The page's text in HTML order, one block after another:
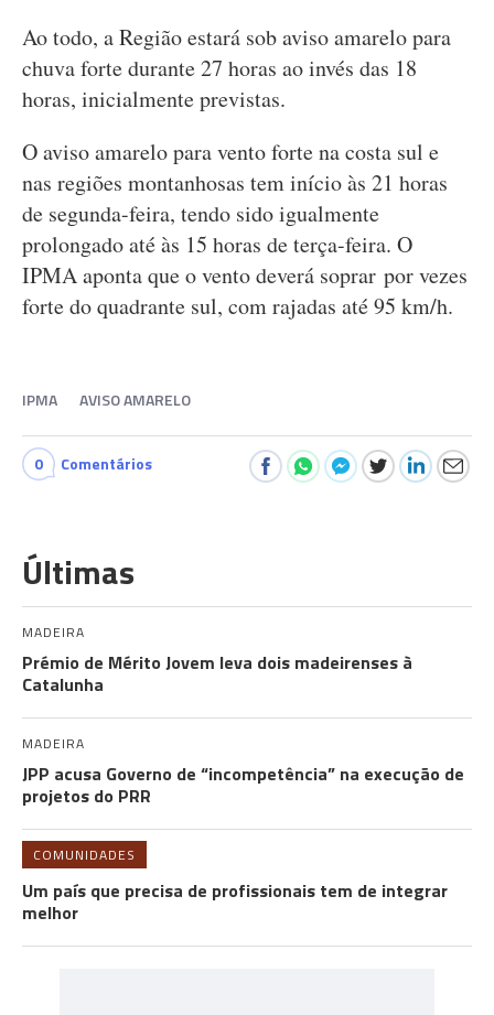
Ao todo, a Região estará sob aviso amarelo para
chuva forte durante 27 horas ao invés das 18
horas, inicialmente previstas.
O aviso amarelo para vento forte na costa sul e
nas regiões montanhosas tem início às 21 horas
de segunda-feira, tendo sido igualmente
prolongado até às 15 horas de terça-feira. O
IPMA aponta que o vento deverá soprar por vezes
forte do quadrante sul, com rajadas até 95 km/h.
IPMA AVISO AMARELO
0 Comentários
Últimas
MADEIRA
Prémio de Mérito Jovem leva dois madeirenses à
Catalunha
MADEIRA
JPP acusa Governo de “incompetência” na execução de
projetos do PRR
COMUNIDADES
Um país que precisa de profissionais tem de integrar
melhor